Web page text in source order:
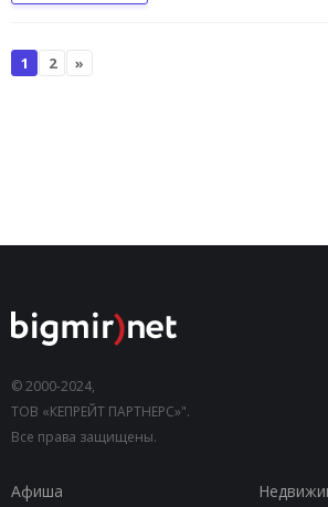
1 2 »
© 2000-2024,
ТОВ «КЕПРЕЙТ ПАРТНЕРС»".
Все права защищены.
Афиша